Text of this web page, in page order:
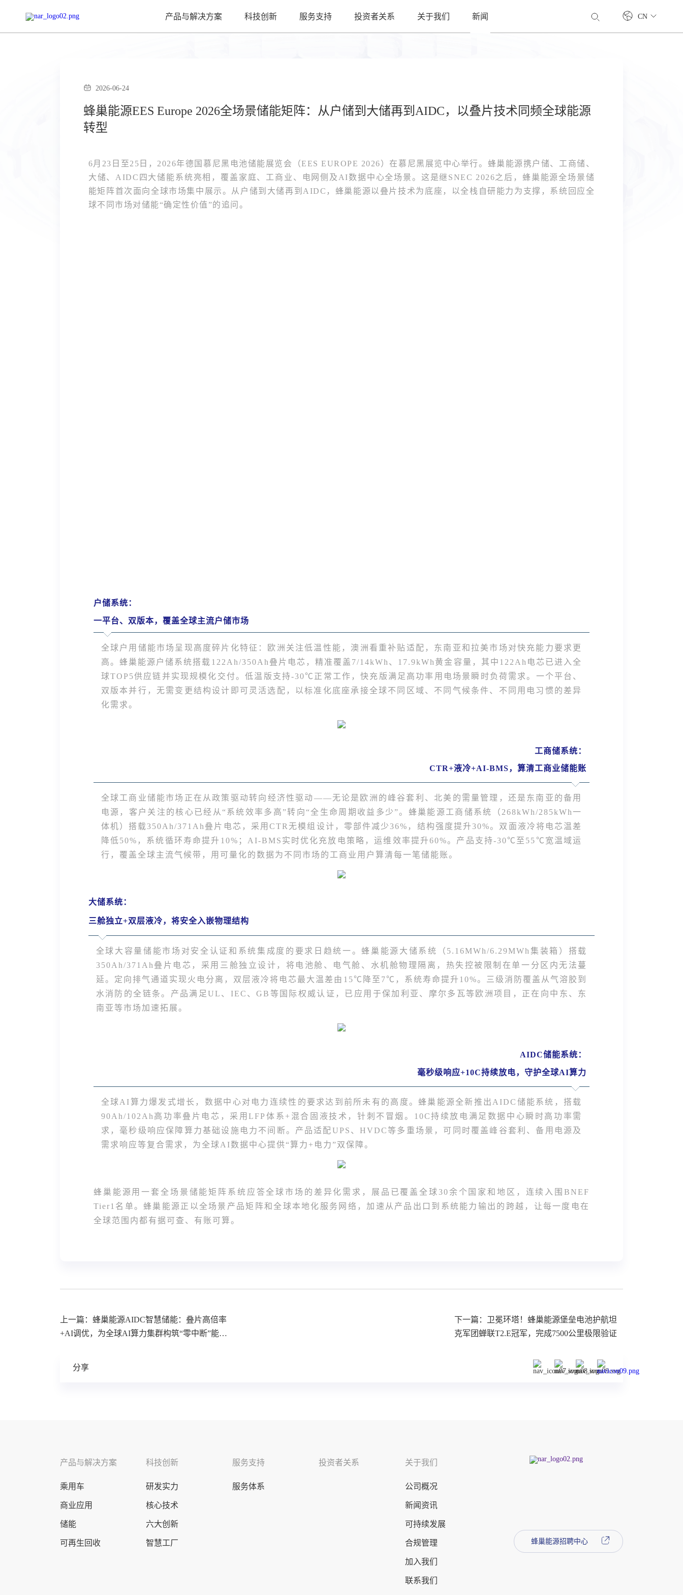
产品与解决方案 科技创新 服务支持 投资者关系 关于我们 新闻 CN
2026-06-24
蜂巢能源EES Europe 2026全场景储能矩阵：从户储到大储再到AIDC，以叠片技术同频全球能源
转型
6月23日至25日，2026年德国慕尼黑电池储能展览会（EES EUROPE 2026）在慕尼黑展览中心举行。蜂巢能源携户储、工商储、
大储、AIDC四大储能系统亮相，覆盖家庭、工商业、电网侧及AI数据中心全场景。这是继SNEC 2026之后，蜂巢能源全场景储
能矩阵首次面向全球市场集中展示。从户储到大储再到AIDC，蜂巢能源以叠片技术为底座，以全栈自研能力为支撑，系统回应全
球不同市场对储能“确定性价值”的追问。
户储系统：
一平台、双版本，覆盖全球主流户储市场
全球户用储能市场呈现高度碎片化特征：欧洲关注低温性能，澳洲看重补贴适配，东南亚和拉美市场对快充能力要求更
高。蜂巢能源户储系统搭载 122Ah/350Ah叠片电芯，精准覆盖7/14kWh、17.9kWh黄金容量 ，其中122Ah电芯已进入全
球TOP5供应链并实现规模化交付。低温版支持-30℃正常工作，快充版满足高功率用电场景瞬时负荷需求。一个平台、
双版本并行，无需变更结构设计即可灵活选配，以标准化底座承接全球不同区域、不同气候条件、不同用电习惯的差异
化需求。
工商储系统：
CTR+液冷+AI-BMS，算清工商业储能账
全球工商业储能市场正在从政策驱动转向经济性驱动——无论是欧洲的峰谷套利、北美的需量管理，还是东南亚的备用
电源，客户关注的核心已经从“系统效率多高”转向“全生命周期收益多少”。蜂巢能源工商储系统（268kWh/285kWh一
体机）搭载350Ah/371Ah叠片电芯，采用CTR无模组设计，零部件减少36%，结构强度提升30%。双面液冷将电芯温差
降低50%，系统循环寿命提升10%；AI-BMS实时优化充放电策略，运维效率提升60%。产品支持-30℃至55℃宽温域运
行，覆盖全球主流气候带，用可量化的数据为不同市场的工商业用户算清每一笔储能账。
大储系统：
三舱独立+双层液冷，将安全入嵌物理结构
全球大容量储能市场对安全认证和系统集成度的要求日趋统一。蜂巢能源大储系统（5.16MWh/6.29MWh集装箱）搭载
350Ah/371Ah叠片电芯，采用三舱独立设计，将电池舱、电气舱、水机舱物理隔离，热失控被限制在单一分区内无法蔓
延。定向排气通道实现火电分离，双层液冷将电芯最大温差由15℃降至7℃，系统寿命提升10%。三级消防覆盖从气溶胶到
水消防的全链条。产品满足UL、IEC、GB等国际权威认证，已应用于保加利亚、摩尔多瓦等欧洲项目，正在向中东、东
南亚等市场加速拓展。
AIDC储能系统：
毫秒级响应+10C持续放电，守护全球AI算力
全球AI算力爆发式增长，数据中心对电力连续性的要求达到前所未有的高度。蜂巢能源全新推出AIDC储能系统，搭载
90Ah/102Ah高功率叠片电芯，采用LFP体系+混合固液技术，针刺不冒烟。10C持续放电满足数据中心瞬时高功率需
求，毫秒级响应保障算力基础设施电力不间断。产品适配UPS、HVDC等多重场景，可同时覆盖峰谷套利、备用电源及
需求响应等复合需求，为全球AI数据中心提供“算力+电力”双保障。
蜂巢能源用一套全场景储能矩阵系统应答全球市场的差异化需求，展品已覆盖全球30余个国家和地区，连续入围BNEF
Tier1名单。蜂巢能源正以全场景产品矩阵和全球本地化服务网络，加速从产品出口到系统能力输出的跨越，让每一度电在
全球范围内都有据可查、有账可算。
上一篇：蜂巢能源AIDC智慧储能：叠片高倍率
+AI调优，为全球AI算力集群构筑“零中断”能源
下一篇：卫冕环塔！蜂巢能源堡垒电池护航坦
克军团蝉联T2.E冠军，完成7500公里极限验证
分享
产品与解决方案
乘用车
商业应用
储能
可再生回收
科技创新
研发实力
核心技术
六大创新
智慧工厂
服务支持
服务体系
投资者关系 关于我们
公司概况
新闻资讯
可持续发展
合规管理
加入我们
联系我们
蜂巢能源招聘中心